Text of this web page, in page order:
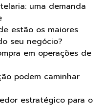
uma demanda
estão os maiores
seu negócio?
em operações de
podem caminhar
estratégico para o